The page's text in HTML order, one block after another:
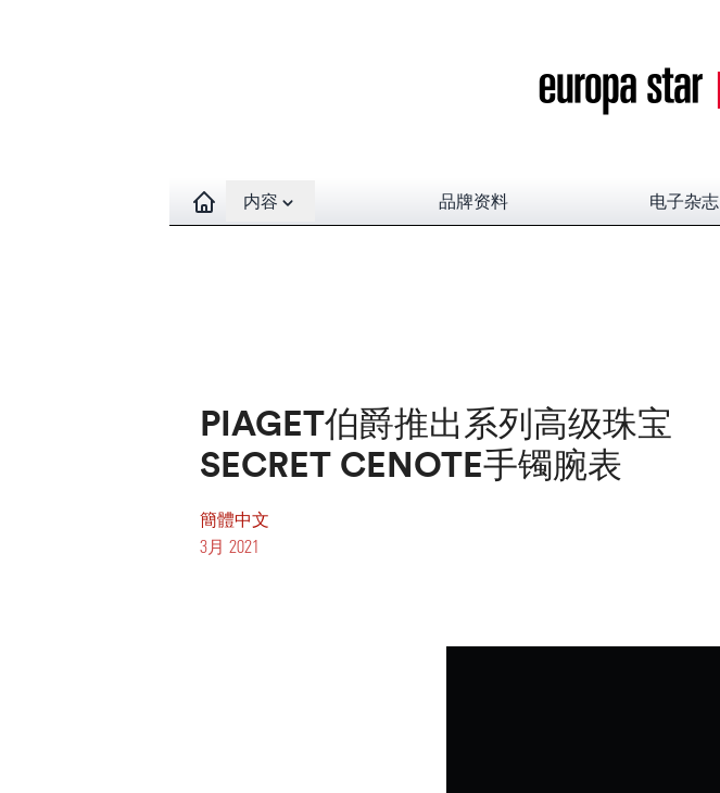
Open contents menu
内容 品牌资料 电子杂志
PIAGET伯爵推出系列高级珠宝
SECRET CENOTE手镯腕表
簡體中文
3月 2021